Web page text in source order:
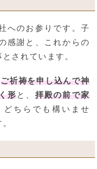
へのお参りです。子
感謝と、これからの
されています。
ご祈祷を申し込んで神
形と、 拝殿の前で家
どちらでも構いませ